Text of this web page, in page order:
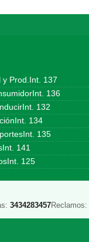
y Prod.Int. 137
136
132
134
135
141
125
3434283457Reclamos: